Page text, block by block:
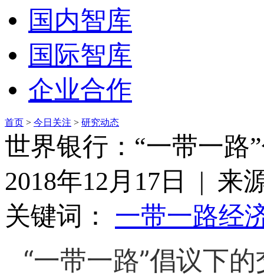
国内智库
国际智库
企业合作
首页 > 今日关注 > 研究动态
世界银行：“一带一路
2018年12月17日 | 来
关键词： 一带一路经
“一带一路”倡议下